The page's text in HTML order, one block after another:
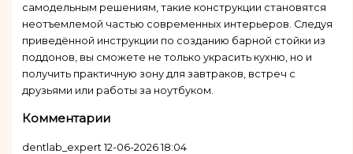
самодельным решениям, такие конструкции становятся
неотъемлемой частью современных интерьеров. Следуя
приведённой инструкции по созданию барной стойки из
поддонов, вы сможете не только украсить кухню, но и
получить практичную зону для завтраков, встреч с
друзьями или работы за ноутбуком.
Комментарии
dentlab_expert 12-06-2026 18:04